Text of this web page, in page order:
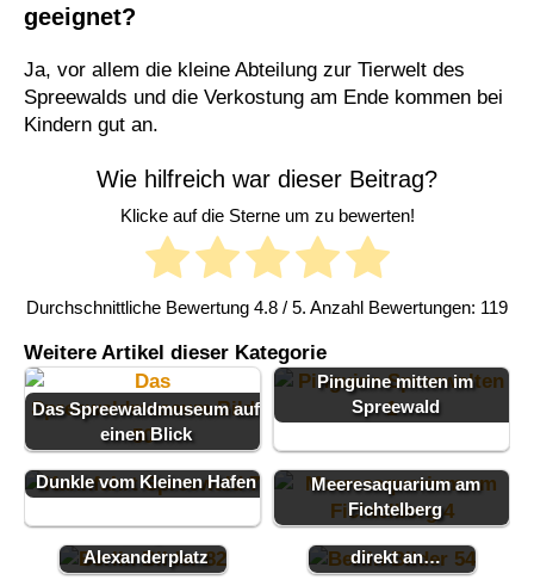
geeignet?
Ja, vor allem die kleine Abteilung zur Tierwelt des
Spreewalds und die Verkostung am Ende kommen bei
Kindern gut an.
Wie hilfreich war dieser Beitrag?
Klicke auf die Sterne um zu bewerten!
Durchschnittliche Bewertung 4.8 / 5. Anzahl Bewertungen: 119
Weitere Artikel dieser Kategorie
Das Spreewaldmuseum auf
einen Blick
Pinguine mitten im
Spreewald
Kahnfahrt Spreewald ins
Dunkle vom Kleinen Hafen
Meeresaquarium am
Fichtelberg
Berlin, Bayern am
Alexanderplatz
DDR Museum
Berlin, Geschichte
zum Anfassen
direkt an…